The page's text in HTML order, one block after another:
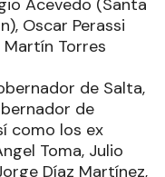
Acevedo (Santa
Oscar Perassi
Torres
de Salta,
de
como los ex
Toma, Julio
Díaz Martínez,